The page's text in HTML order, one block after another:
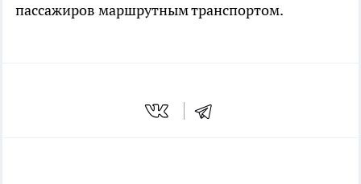
пассажиров маршрутным транспортом.